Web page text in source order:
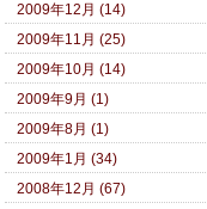
2009年12月 (14)
2009年11月 (25)
2009年10月 (14)
2009年9月 (1)
2009年8月 (1)
2009年1月 (34)
2008年12月 (67)